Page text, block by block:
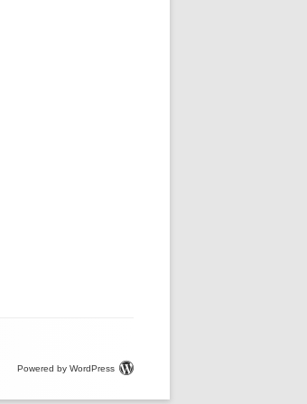
Powered by WordPress